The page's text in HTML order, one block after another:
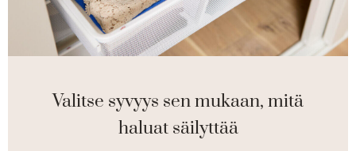
Valitse syvyys sen mukaan, mitä
haluat säilyttää